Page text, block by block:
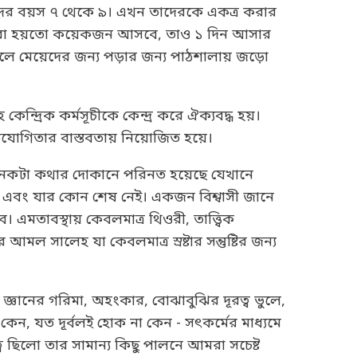
বয়স ৭ থেকে ৯। এখন তাদেরকে একত্র করার
তারা হয়তো কয়েকজন আসবে, তাও ১ দিন আসার
মেয়েদের জন্য পড়ার জন্য পাঠশালায় জড়ো
কর্মসূচীকে কেন্দ্র করে ঐক্যবদ্ধ হয়।
বাস্তবতায় নিয়োজিত হয়ে।
কথার দোকানে পরিনত হয়েছে যেখানে
যার কোন শেষ নেই। একজন বিশ্বাসী জানে
এমতাবস্থায় কেবলমাত্র থিওরী, তাত্ত্বিক
সালেহ যা কেবলমাত্র স্রষ্টার সন্তুষ্টির জন্য
গরিমা, অহংকার, বোঝাবুঝির দূরত্ব ভুলে,
যত দূর্বলই হোক না কেন - সৎকর্মের মাধ্যমে
ছিলো তার সামান্য কিছু পালনে আমরা সচেষ্ট